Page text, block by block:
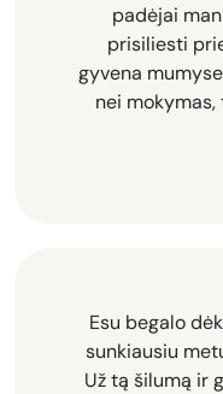
padėjai
prisiliesti
gyvena
nei mokymas,
Esu begalo
sunkiausiu
Už tą šilumą ir